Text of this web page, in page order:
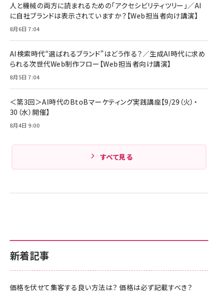
組織の成果を最大化する ルールのデザイン
￥1,980
Amazonランキングをもっと見る
技術基準適合】ブラック
￥5,990
ケーブル Anker絡まないケーブル 240W 結束バン
ド付き USB PD対応 シリコン素材採用 iPhone
17 / 16 / 15 / Galaxy iPad Pro MacBook
Pro/Air 各種対応 (1.8m ミッドナイトブラック)
￥1,890
サッポロ 生ビール 黒ラベル 350ml 缶 24本 ビー
ル ケース買い【6/30応募〆切! 黒ラベルビヤセラー
￥4,857
新着記事
価格を伏せて集客する良い方法は？ 価格は必ず記載すべき？
人と機械の両方に読まれるための「アクセシビリティツリー」／AI
に自社ブランドは表示されていますか？【Web担当者向け講演】
8月6日 7:04
AI検索時代“選ばれるブランド”はどう作る？／生成AI時代に求め
られる次世代Web制作フロー【Web担当者向け講演】
8月5日 7:04
＜第3回＞AI時代のBtoBマーケティング実践講座【9/29（火）・
30（水）開催】
8月4日 9:00
すべて見る